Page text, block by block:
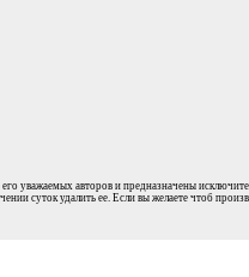
уважаемых авторов и предназначены
суток удалить ее. Если вы желаете чтоб